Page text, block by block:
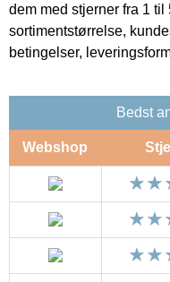
dem med stjerner fra 1
sortimentstørrelse,
betingelser,
Bedst
Webshop